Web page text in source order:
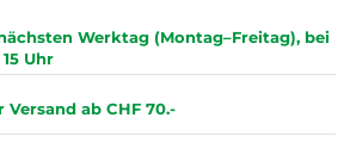
Werktag (Montag–Freitag), bei
Uhr
Versand ab CHF 70.-